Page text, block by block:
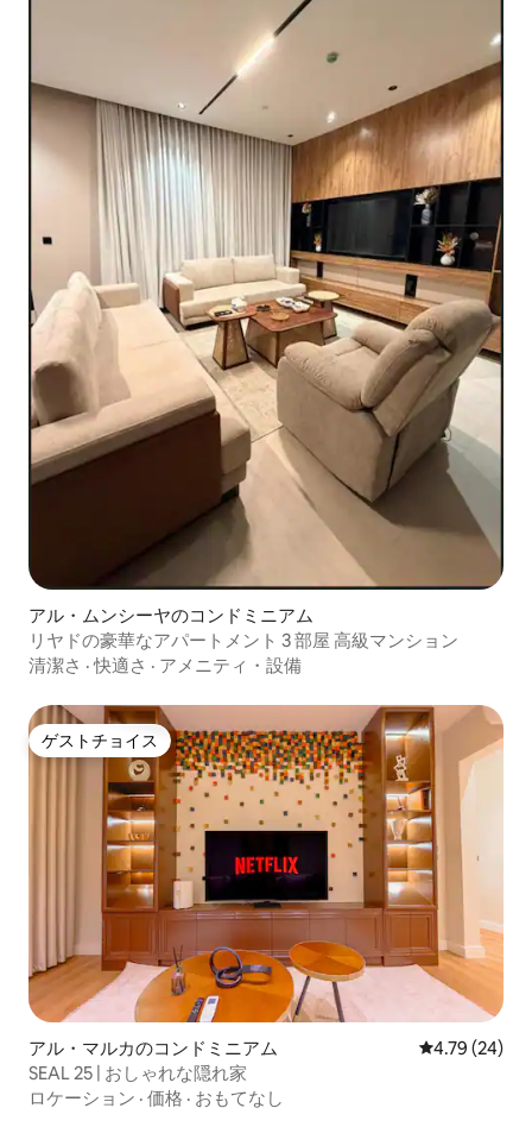
アル・ムンシーヤのコンドミニアム
リヤドの豪華なアパートメント 3 部屋 高級マンション
清潔さ ·快適さ · アメニティ・設備
ゲストチョイス
ゲストチョイス
アル・マルカのコンドミニアム レビュー24
4.79 (24)
SEAL 25 | おしゃれな隠れ家
ロケーション · 価格 · おもてなし